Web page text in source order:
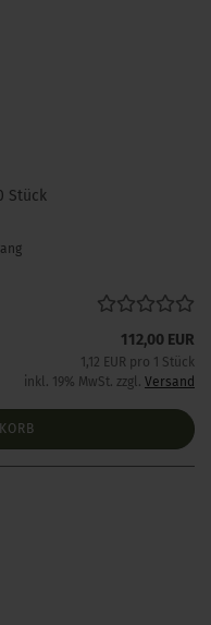
Stück
112,00 EUR
1,12 EUR pro 1 Stück
inkl. 19% MwSt. zzgl. Versand